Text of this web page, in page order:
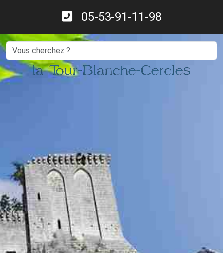
05-53-91-11-98
Search
la Tour-Blanche-Cercles